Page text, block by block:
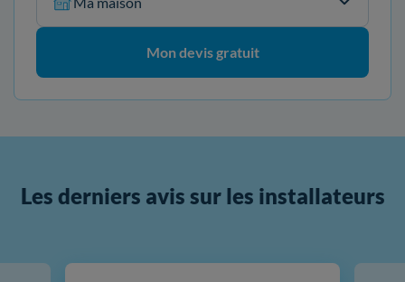
Mon devis gratuit
Les derniers avis sur les installateurs